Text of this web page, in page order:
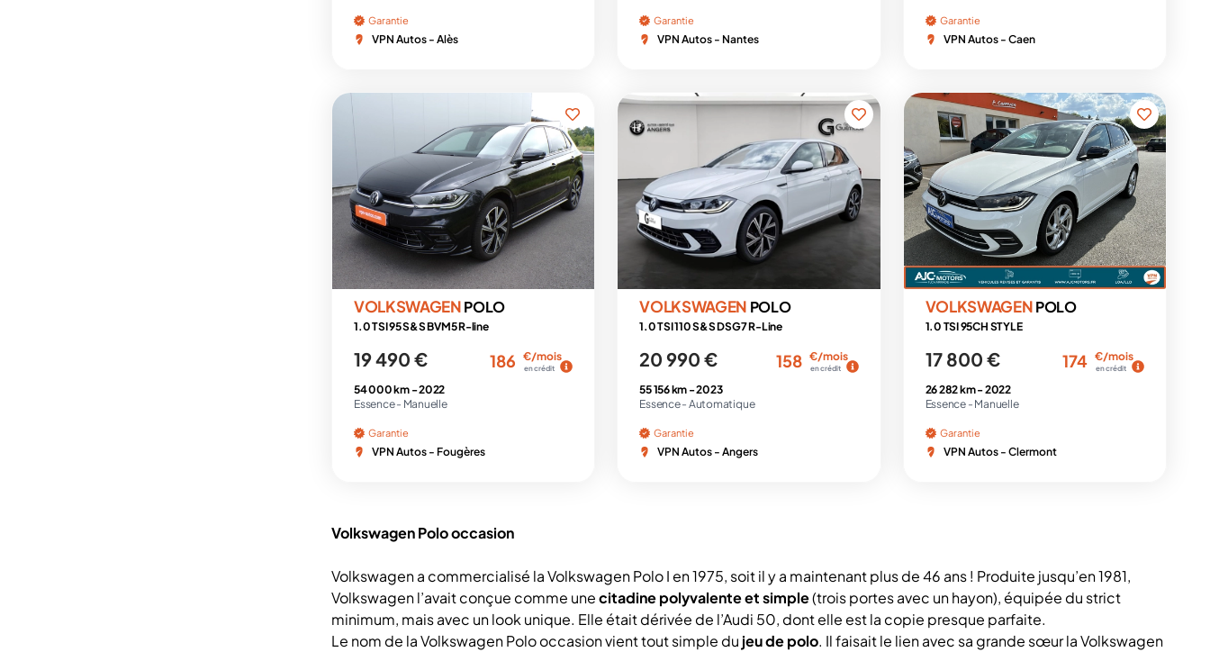
Garantie
VPN Autos - Alès
Garantie
VPN Autos - Nantes
Garantie
VPN Autos - Caen
VOLKSWAGENPOLO
1.0 TSI 95 S&S BVM5 R-line
19 490 € 186 €/mois
en crédit
54 000 km -2022
Essence - Manuelle
Garantie
VPN Autos - Fougères
VOLKSWAGEN POLO
1.0 TSI 110 S&S DSG7 R-Line
20 990 € 158 €/mois
en crédit
55 156 km -2023
Essence - Automatique
Garantie
VPN Autos - Angers
VOLKSWAGENPOLO
1.0 TSI 95CH STYLE
17 800 € 174 €/mois
en crédit
26 282 km -2022
Essence - Manuelle
Garantie
VPN Autos - Clermont
Volkswagen Polo occasion
Volkswagen a commercialisé la Volkswagen Polo I en 1975, soit il y a maintenant plus de 46 ans ! Produite jusqu’en 1981,
Volkswagen l’avait conçue comme unecitadine polyvalente et simple(trois portes avec un hayon), équipée du strict
minimum, mais avec un look unique. Elle était dérivée de l’Audi 50, dont elle est la copie presque parfaite.
Le nom de la Volkswagen Polo occasion vient tout simple du jeu de polo. Il faisait le lien avec sa grande sœur laVolkswagen